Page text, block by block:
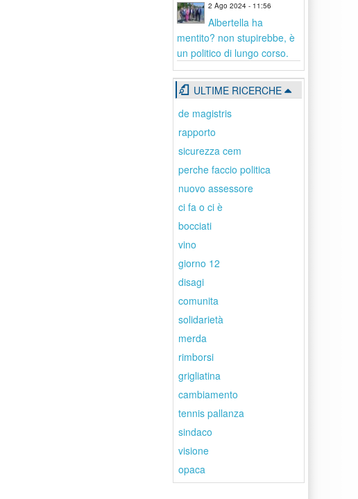
2 Ago 2024 - 11:56
Albertella ha
mentito? non stupirebbe, è
un politico di lungo corso.
ULTIME RICERCHE
de magistris
rapporto
sicurezza cem
perche faccio politica
nuovo assessore
ci fa o ci è
bocciati
vino
giorno 12
disagi
comunita
solidarietà
merda
rimborsi
grigliatina
cambiamento
tennis pallanza
sindaco
visione
opaca